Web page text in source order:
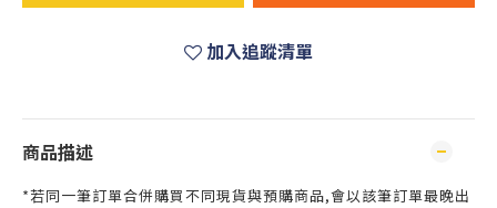
加入追蹤清單
商品描述
*若同一筆訂單合併購買不同現貨與預購商品,會以該筆訂單最晚出